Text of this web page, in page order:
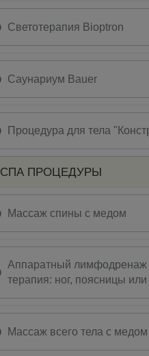
Светотерапия Bioptron
Саунариум Bauer
Процедура для тела
СПА ПРОЦЕДУРЫ
Массаж спины с медом
Аппаратный лимфодренаж
терапия: ног, поясницы или
Массаж всего тела с медом